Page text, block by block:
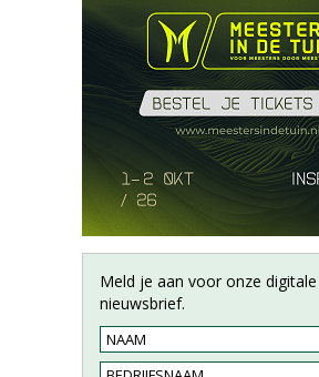
Meld je aan voor onze digitale
nieuwsbrief.